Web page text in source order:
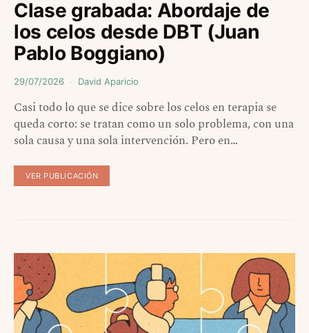
Clase grabada: Abordaje de
los celos desde DBT (Juan
Pablo Boggiano)
29/07/2026 David Aparicio
Casi todo lo que se dice sobre los celos en terapia se
queda corto: se tratan como un solo problema, con una
sola causa y una sola intervención. Pero en…
VER PUBLICACIÓN